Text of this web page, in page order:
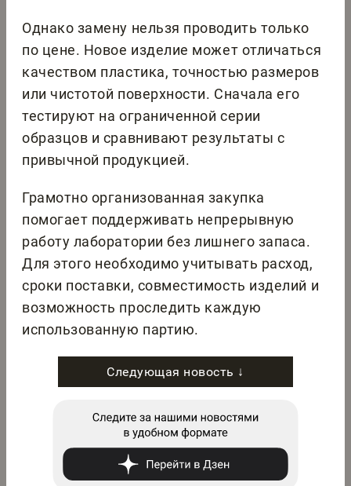
Однако замену нельзя проводить только
по цене. Новое изделие может отличаться
качеством пластика, точностью размеров
или чистотой поверхности. Сначала его
тестируют на ограниченной серии
образцов и сравнивают результаты с
привычной продукцией.
Грамотно организованная закупка
помогает поддерживать непрерывную
работу лаборатории без лишнего запаса.
Для этого необходимо учитывать расход,
сроки поставки, совместимость изделий и
возможность проследить каждую
использованную партию.
Следующая новость ↓